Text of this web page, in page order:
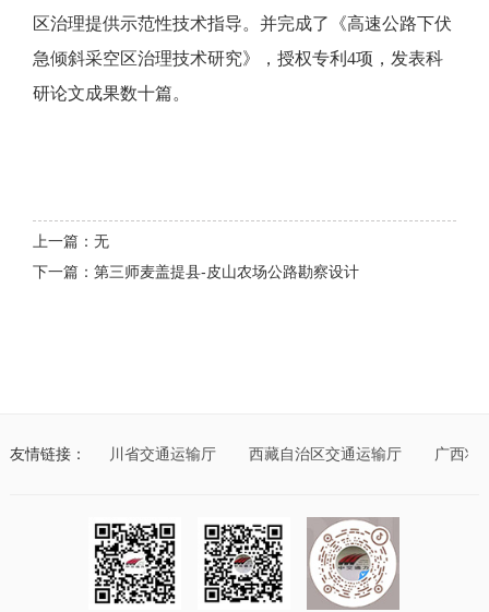
区治理提供示范性技术指导。并完成了《高速公路下伏
急倾斜采空区治理技术研究》，授权专利4项，发表科
研论文成果数十篇。
上一篇：无
下一篇：第三师麦盖提县-皮山农场公路勘察设计
友情链接：
运输厅 四川省交通运输厅 西藏自治区交通运输厅 广西壮